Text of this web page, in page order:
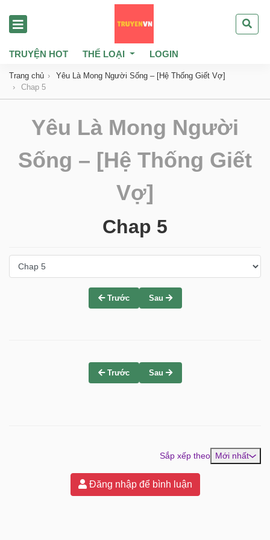
TRUYỆN HOT THỂ LOẠI LOGIN
Trang chủ
Yêu Là Mong Người Sống – [Hệ Thống Giết Vợ]
Chap 5
Yêu Là Mong Người
Sống – [Hệ Thống Giết
Vợ]
Chap 5
Trước Sau
Trước Sau
Sắp xếp theo Mới nhất
Đăng nhập để bình luận